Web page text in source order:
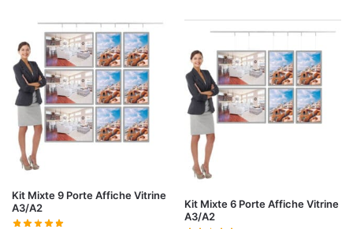
Kit Mixte 9 Porte Affiche Vitrine
A3/A2
Kit Mixte 6 Porte Affiche Vitrine
A3/A2